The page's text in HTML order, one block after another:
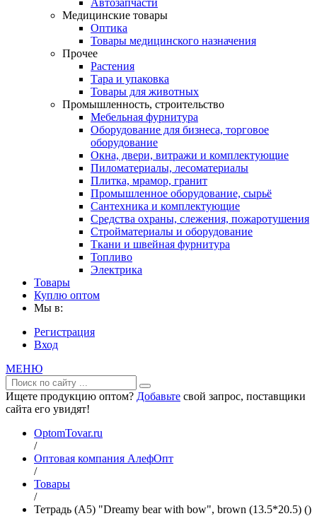
Автозапчасти
Медицинские товары
Оптика
Товары медицинского назначения
Прочее
Растения
Тара и упаковка
Товары для животных
Промышленность, строительство
Мебельная фурнитура
Оборудование для бизнеса, торговое
оборудование
Окна, двери, витражи и комплектующие
Пиломатериалы, лесоматериалы
Плитка, мрамор, гранит
Промышленное оборудование, сырьё
Сантехника и комплектующие
Средства охраны, слежения, пожаротушения
Стройматериалы и оборудование
Ткани и швейная фурнитура
Топливо
Электрика
Товары
Куплю оптом
Мы в:
Регистрация
Вход
МЕНЮ
Ищете продукцию оптом? Добавьте свой запрос, поставщики
сайта его увидят!
OptomTovar.ru
/
Оптовая компания АлефОпт
/
Товары
/
Тетрадь (A5) "Dreamy bear with bow", brown (13.5*20.5) ()